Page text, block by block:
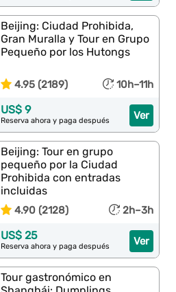
Beijing: Ciudad Prohibida,
Gran Muralla y Tour en Grupo
Pequeño por los Hutongs
4.95 (2189) 10h–11h
Ver
US$ 9
Reserva ahora y paga después
Beijing: Tour en grupo
pequeño por la Ciudad
Prohibida con entradas
incluidas
4.90 (2128) 2h–3h
Ver
US$ 25
Reserva ahora y paga después
Tour gastronómico en